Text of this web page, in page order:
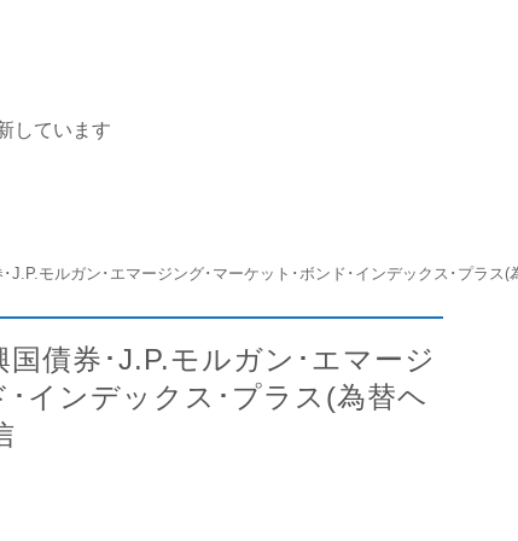
しています
債券･J.P.モルガン･エマージ
インデックス･プラス(為替ヘ